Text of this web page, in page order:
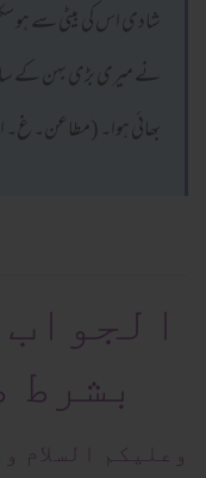
شادی اس کی بیٹی سے ہو
نے میری بڑی بہن کے
بھائی ہوا۔ (مطاعن۔
بشرط
وعلیکم السلام